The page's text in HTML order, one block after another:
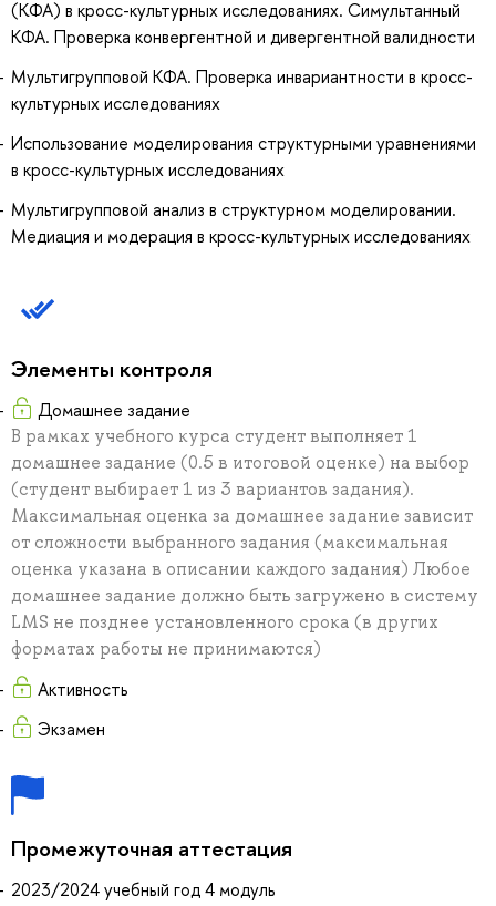
(КФА) в кросс-культурных исследованиях. Симультанный
КФА. Проверка конвергентной и дивергентной валидности
Мультигрупповой КФА. Проверка инвариантности в кросс-
культурных исследованиях
Использование моделирования структурными уравнениями
в кросс-культурных исследованиях
Мультигрупповой анализ в структурном моделировании.
Медиация и модерация в кросс-культурных исследованиях
Элементы контроля
Домашнее задание
В рамках учебного курса студент выполняет 1
домашнее задание (0.5 в итоговой оценке) на выбор
(студент выбирает 1 из 3 вариантов задания).
Максимальная оценка за домашнее задание зависит
от сложности выбранного задания (максимальная
оценка указана в описании каждого задания) Любое
домашнее задание должно быть загружено в систему
LMS не позднее установленного срока (в других
форматах работы не принимаются)
Активность
Экзамен
Промежуточная аттестация
2023/2024 учебный год 4 модуль